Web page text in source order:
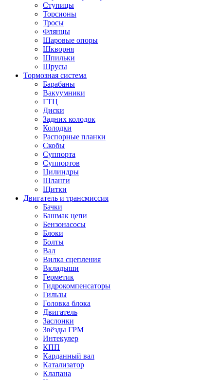
Ступицы
Торсионы
Тросы
Флянцы
Шаровые опоры
Шкворня
Шпильки
Шрусы
Тормозная система
Барабаны
Вакуумники
ГТЦ
Диски
Задних колодок
Колодки
Распорные планки
Скобы
Суппорта
Суппортов
Цилиндры
Шланги
Щитки
Двигатель и трансмиссия
Бачки
Башмак цепи
Бензонасосы
Блоки
Болты
Вал
Вилка сцепления
Вкладыши
Герметик
Гидрокомпенсаторы
Гильзы
Головка блока
Двигатель
Заслонки
Звёзды ГРМ
Интекулер
КПП
Карданный вал
Катализатор
Клапана